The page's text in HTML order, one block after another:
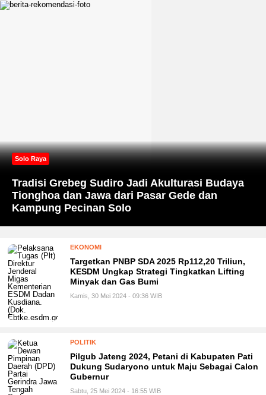
Solo Raya
Airlangga Hartarto Sebut Putri Akbar Tanjung,
Sekar Krisnauli Tanjung akan Maju di Pilkada
Surakarta 2024
Solo Raya
Menolong Anaknya yang Terseret Ombak Laut
Selatan di Pesisir Pacitan, Ayah Asal Solo
Tewas Tenggelam
Solo Raya
Tradisi Grebeg Sudiro Jadi Akulturasi Budaya
Tionghoa dan Jawa dari Pasar Gede dan
Kampung Pecinan Solo
EKONOMI
Targetkan PNBP SDA 2025 Rp112,20 Triliun,
KESDM Ungkap Strategi Tingkatkan Lifting
Minyak dan Gas Bumi
Kamis, 30 Mei 2024 - 09:36 WIB
POLITIK
Pilgub Jateng 2024, Petani di Kabupaten Pati
Dukung Sudaryono untuk Maju Sebagai Calon
Gubernur
Sabtu, 25 Mei 2024 - 16:55 WIB